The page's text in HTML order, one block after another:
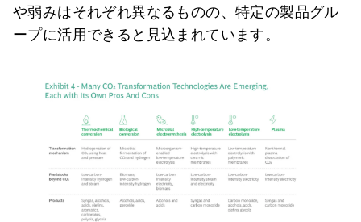
や弱みはそれぞれ異なるものの、特定の製品グル
ープに活用できると見込まれています。